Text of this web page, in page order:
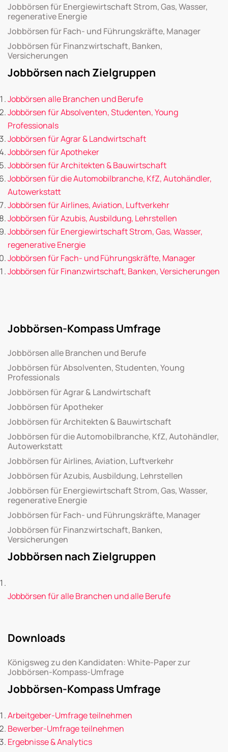
Jobbörsen für Energiewirtschaft Strom, Gas, Wasser,
regenerative Energie
Jobbörsen für Fach- und Führungskräfte, Manager
Jobbörsen für Finanzwirtschaft, Banken,
Versicherungen
Jobbörsen nach Zielgruppen
Jobbörsen alle Branchen und Berufe
Jobbörsen für Absolventen, Studenten, Young
Professionals
Jobbörsen für Agrar & Landwirtschaft
Jobbörsen für Apotheker
Jobbörsen für Architekten & Bauwirtschaft
Jobbörsen für die Automobilbranche, KfZ, Autohändler,
Autowerkstatt
Jobbörsen für Airlines, Aviation, Luftverkehr
Jobbörsen für Azubis, Ausbildung, Lehrstellen
Jobbörsen für Energiewirtschaft Strom, Gas, Wasser,
regenerative Energie
Jobbörsen für Fach- und Führungskräfte, Manager
Jobbörsen für Finanzwirtschaft, Banken, Versicherungen
Jobbörsen-Kompass Umfrage
Jobbörsen alle Branchen und Berufe
Jobbörsen für Absolventen, Studenten, Young
Professionals
Jobbörsen für Agrar & Landwirtschaft
Jobbörsen für Apotheker
Jobbörsen für Architekten & Bauwirtschaft
Jobbörsen für die Automobilbranche, KfZ, Autohändler,
Autowerkstatt
Jobbörsen für Airlines, Aviation, Luftverkehr
Jobbörsen für Azubis, Ausbildung, Lehrstellen
Jobbörsen für Energiewirtschaft Strom, Gas, Wasser,
regenerative Energie
Jobbörsen für Fach- und Führungskräfte, Manager
Jobbörsen für Finanzwirtschaft, Banken,
Versicherungen
Jobbörsen nach Zielgruppen
Jobbörsen für alle Branchen und alle Berufe
Downloads
Königsweg zu den Kandidaten: White-Paper zur
Jobbörsen-Kompass-Umfrage
Jobbörsen-Kompass Umfrage
Arbeitgeber-Umfrage teilnehmen
Bewerber-Umfrage teilnehmen
Ergebnisse & Analytics